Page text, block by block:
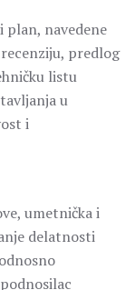
navedene
predlog
listu
u
i
umetnička i
delatnosti